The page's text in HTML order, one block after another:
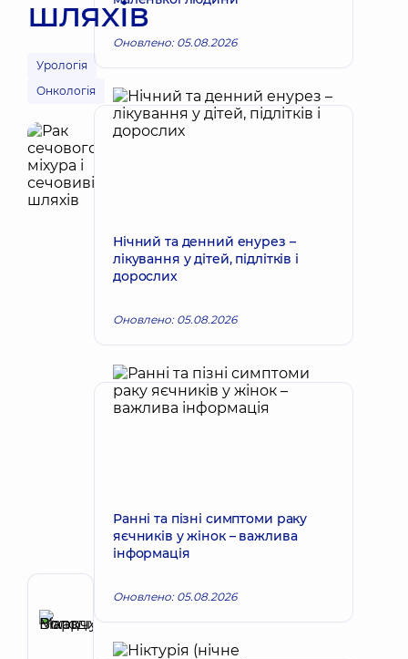
шляхів
Урологія
Онкологія
Автор
Вікарчук
МаркЗапис до лікаря
Оновлено: 05.08.2026
Нічний та денний енурез –
лікування у дітей, підлітків і
дорослих
Оновлено: 05.08.2026
Ранні та пізні симптоми раку
яєчників у жінок – важлива
інформація
Оновлено: 05.08.2026